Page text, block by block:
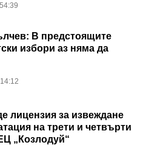
В предстоящите
избори аз няма да
лицензия за извеждане
на трети и четвърти
„Козлодуй“